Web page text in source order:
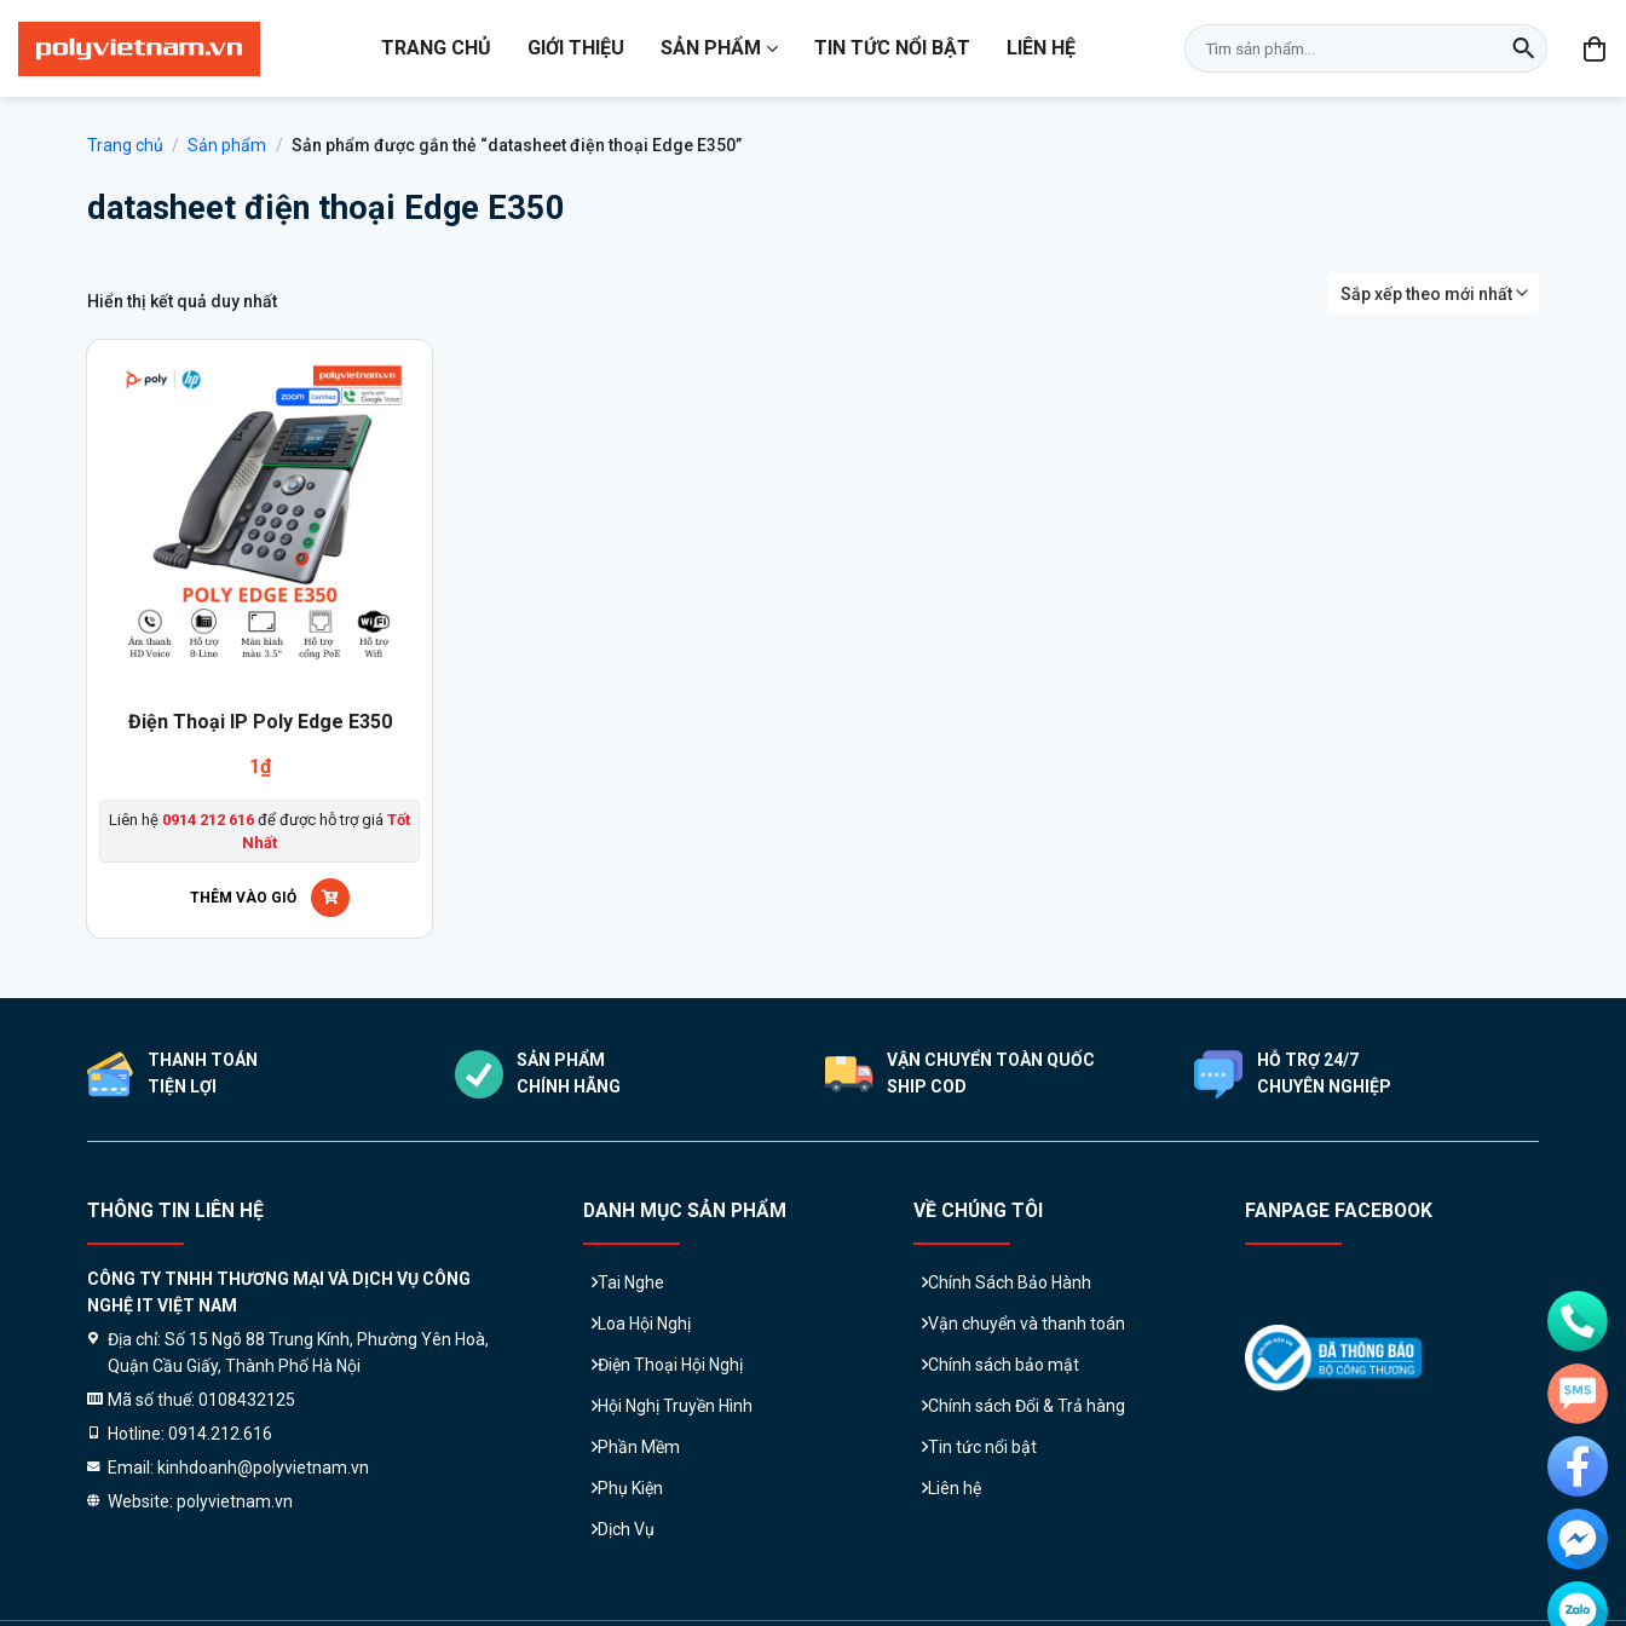
nội
dung
TRANG CHỦ GIỚI THIỆU SẢN PHẨM TIN TỨC NỔI BẬT LIÊN HỆ
Tìm
kiếm:
Trang chủ / Sản phẩm / Sản phẩm được gắn thẻ “datasheet điện thoại Edge E350”
datasheet điện thoại Edge E350
Hiển thị kết quả duy nhất
Điện Thoại IP Poly Edge E350
1₫
Liên hệ 0914 212 616 để được hỗ trợ giá Tốt
Nhất
THÊM VÀO GIỎ
THANH TOÁN
TIỆN LỢI
SẢN PHẨM
CHÍNH HÃNG
VẬN CHUYỂN TOÀN QUỐC
SHIP COD
HỖ TRỢ 24/7
CHUYÊN NGHIỆP
THÔNG TIN LIÊN HỆ
CÔNG TY TNHH THƯƠNG MẠI VÀ DỊCH VỤ CÔNG
NGHỆ IT VIỆT NAM
Địa chỉ: Số 15 Ngõ 88 Trung Kính, Phường Yên Hoà,
Quận Cầu Giấy, Thành Phố Hà Nội
Mã số thuế: 0108432125
Hotline: 0914.212.616
Email: kinhdoanh@polyvietnam.vn
Website: polyvietnam.vn
DANH MỤC SẢN PHẨM
Tai Nghe
Loa Hội Nghị
Điện Thoại Hội Nghị
Hội Nghị Truyền Hình
Phần Mềm
Phụ Kiện
Dịch Vụ
VỀ CHÚNG TÔI
Chính Sách Bảo Hành
Vận chuyển và thanh toán
Chính sách bảo mật
Chính sách Đổi & Trả hàng
Tin tức nổi bật
Liên hệ
FANPAGE FACEBOOK